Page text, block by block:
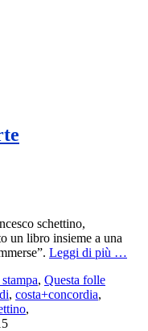
schettino,
un libro insieme a una
Leggi di più …
, Questa folle
, costa+concordia,
,